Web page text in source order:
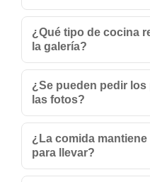
¿Qué tipo de cocina
la galería?
¿Se pueden pedir
las fotos?
¿La comida
para llevar?